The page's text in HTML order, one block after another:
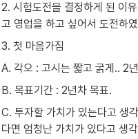
2. 시험도전을 결정하게 된 이
고 영업을 하고 싶어서 도전하
3. 첫 마음가짐
A. 각오 : 고시는 짧고 굵게.. 2
B. 목표기간 : 2년차 목표.
C. 투자할 가치가 있는다고 생
다면 엄청난 가치가 있다고 생